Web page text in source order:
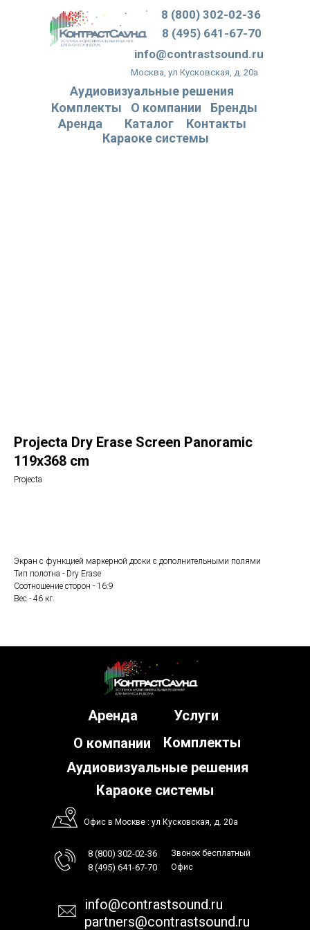
Каталог
Комплекты Бренды
О компании
Контакты
Москва, ул Кусковская, д. 20а
info@contrastsound.ru
8 (495) 641-67-70
8 (800) 302-02-36
Аренда
Аудиовизуальные решения
Караоке системы
Projecta Dry Erase Screen Panoramic
119x368 cm
Projecta
Экран с функцией маркерной доски с дополнительными полями
Тип полотна - Dry Erase
Соотношение сторон - 16:9
Вес - 46 кг.
Комплекты
Услуги
Аудиовизуальные решения
Офис в Москве : ул Кусковская, д. 20а
8 (800) 302-02-36 Звонок бесплатный
8 (495) 641-67-70 Офис
info@contrastsound.ru
partners@contrastsound.ru
О компании
Аренда
Караоке системы